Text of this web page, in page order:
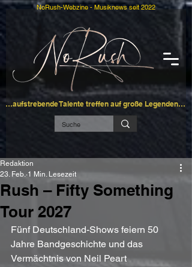
…aufstrebende Talente treffen auf große Legenden…
NoRush-Webzine - Musiknews seit 2022
Rush – Fifty Something
Tour 2027
Redaktion
23. Feb. 1 Min. Lesezeit
Fünf Deutschland-Shows feiern 50
Jahre Bandgeschichte und das
Vermächtnis von Neil Peart